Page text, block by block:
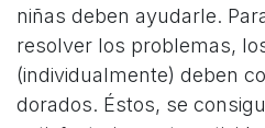
niñas deben ayudarle.
resolver los problemas,
(individualmente) deben
dorados. Éstos, se